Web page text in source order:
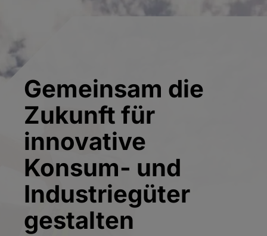
Gemeinsam die
Zukunft für
innovative
Konsum- und
Industriegüter
gestalten